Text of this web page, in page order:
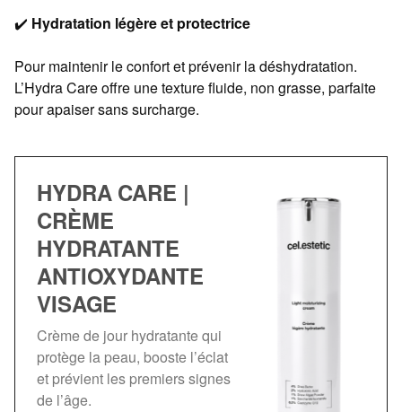
✔️ Hydratation légère et protectrice
Pour maintenir le confort et prévenir la déshydratation.
L’Hydra Care offre une texture fluide, non grasse, parfaite
pour apaiser sans surcharge.
HYDRA CARE |
CRÈME
HYDRATANTE
ANTIOXYDANTE
VISAGE
Crème de jour hydratante qui
protège la peau, booste l’éclat
et prévient les premiers signes
de l’âge.